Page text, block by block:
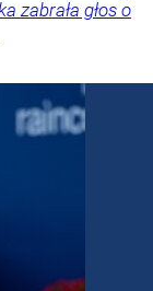
zabrała głos o